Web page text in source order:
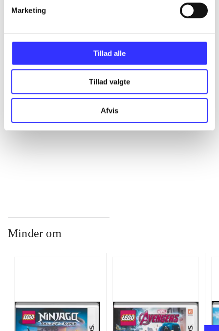
Marketing
Tillad alle
Tillad valgte
Afvis
...
...
Minder om